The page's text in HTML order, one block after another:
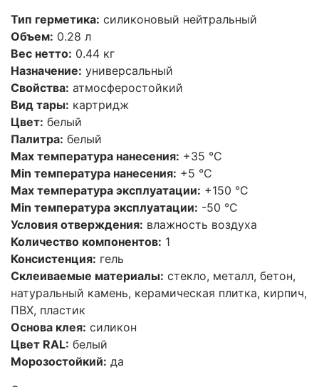
Тип герметика: силиконовый нейтральный
Объем: 0.28 л
Вес нетто: 0.44 кг
Назначение: универсальный
Свойства: атмосферостойкий
Вид тары: картридж
Цвет: белый
Палитра: белый
Max температура нанесения: +35 °С
Min температура нанесения: +5 °С
Max температура эксплуатации: +150 °С
Min температура эксплуатации: -50 °С
Условия отверждения: влажность воздуха
Количество компонентов: 1
Консистенция: гель
Склеиваемые материалы: стекло, металл, бетон,
натуральный камень, керамическая плитка, кирпич,
ПВХ, пластик
Основа клея: силикон
Цвет RAL: белый
Морозостойкий: да